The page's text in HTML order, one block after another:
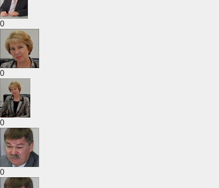
0
0
0
0